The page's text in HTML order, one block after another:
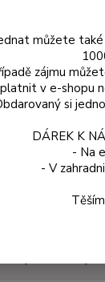
můžete také
zájmu
v e-shopu
si
DÁREK K
- Na
- V